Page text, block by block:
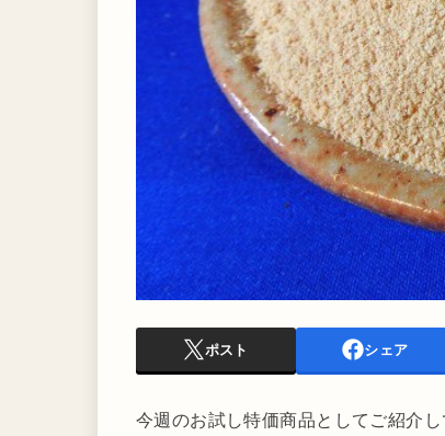
ポスト シェア
今週のお試し特価商品としてご紹介